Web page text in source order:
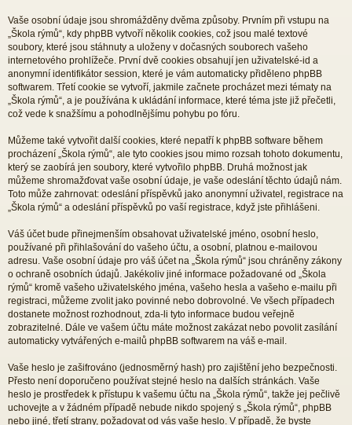
Vaše osobní údaje jsou shromážděny dvěma způsoby. Prvním při vstupu na
„Škola rýmů“, kdy phpBB vytvoří několik cookies, což jsou malé textové
soubory, které jsou stáhnuty a uloženy v dočasných souborech vašeho
internetového prohlížeče. První dvě cookies obsahují jen uživatelské-id a
anonymní identifikátor session, které je vám automaticky přiděleno phpBB
softwarem. Třetí cookie se vytvoří, jakmile začnete procházet mezi tématy na
„Škola rýmů“, a je používána k ukládání informace, které téma jste již přečetli,
což vede k snažšímu a pohodlnějšímu pohybu po fóru.
Můžeme také vytvořit další cookies, které nepatří k phpBB software během
procházení „Škola rýmů“, ale tyto cookies jsou mimo rozsah tohoto dokumentu,
který se zaobírá jen soubory, které vytvořilo phpBB. Druhá možnost jak
můžeme shromažďovat vaše osobní údaje, je vaše odeslání těchto údajů nám.
Toto může zahrnovat: odeslání příspěvků jako anonymní uživatel, registrace na
„Škola rýmů“ a odeslání příspěvků po vaší registrace, když jste přihlášeni.
Váš účet bude přinejmenším obsahovat uživatelské jméno, osobní heslo,
používané při přihlašování do vašeho účtu, a osobní, platnou e-mailovou
adresu. Vaše osobní údaje pro váš účet na „Škola rýmů“ jsou chráněny zákony
o ochraně osobních údajů. Jakékoliv jiné informace požadované od „Škola
rýmů“ kromě vašeho uživatelského jména, vašeho hesla a vašeho e-mailu při
registraci, můžeme zvolit jako povinné nebo dobrovolné. Ve všech případech
dostanete možnost rozhodnout, zda-li tyto informace budou veřejně
zobrazitelné. Dále ve vašem účtu máte možnost zakázat nebo povolit zasílání
automaticky vytvářených e-mailů phpBB softwarem na váš e-mail.
Vaše heslo je zašifrováno (jednosměrný hash) pro zajištění jeho bezpečnosti.
Přesto není doporučeno používat stejné heslo na dalších stránkách. Vaše
heslo je prostředek k přístupu k vašemu účtu na „Škola rýmů“, takže jej pečlivě
uchovejte a v žádném případě nebude nikdo spojený s „Škola rýmů“, phpBB
nebo jiné, třetí strany, požadovat od vás vaše heslo. V případě, že byste